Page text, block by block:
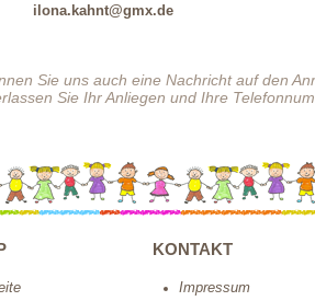
ilona.kahnt@gmx.de
Sie uns auch eine Nachricht auf den
Sie Ihr Anliegen und Ihre
KONTAKT
Impressum